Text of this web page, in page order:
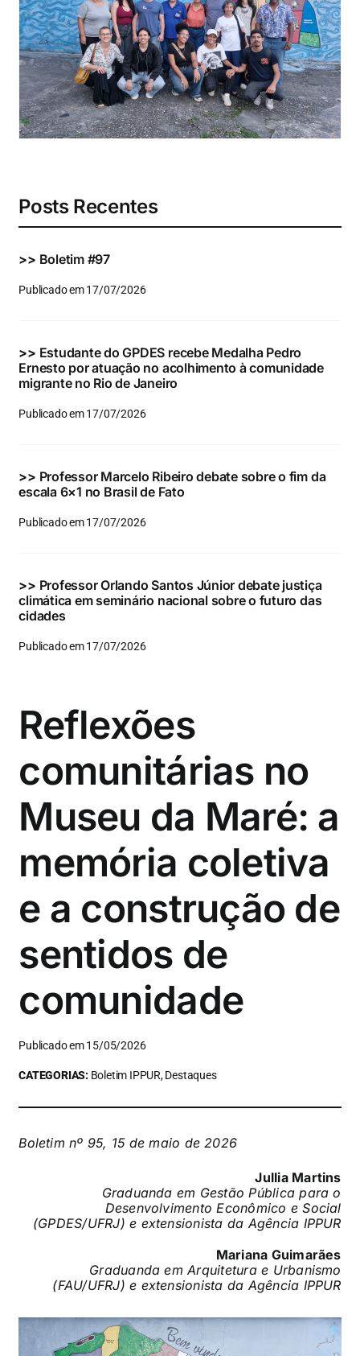
Eventos e Certificados
Comunicação
Buscar
resultados
para:
Posts Recentes
>> Boletim #97
Publicado em 17/07/2026
>> Estudante do GPDES recebe Medalha Pedro
Ernesto por atuação no acolhimento à comunidade
migrante no Rio de Janeiro
Publicado em 17/07/2026
>> Professor Marcelo Ribeiro debate sobre o fim da
escala 6×1 no Brasil de Fato
Publicado em 17/07/2026
>> Professor Orlando Santos Júnior debate justiça
climática em seminário nacional sobre o futuro das
cidades
Publicado em 17/07/2026
Reflexões
comunitárias no
Museu da Maré: a
memória coletiva
e a construção de
sentidos de
comunidade
Publicado em 15/05/2026
CATEGORIAS: Boletim IPPUR, Destaques
Boletim nº 95, 15 de maio de 2026
Jullia Martins
Graduanda em Gestão Pública para o
Desenvolvimento Econômico e Social
(GPDES/UFRJ) e extensionista da Agência IPPUR
Mariana Guimarães
Graduanda em Arquitetura e Urbanismo
(FAU/UFRJ) e extensionista da Agência IPPUR